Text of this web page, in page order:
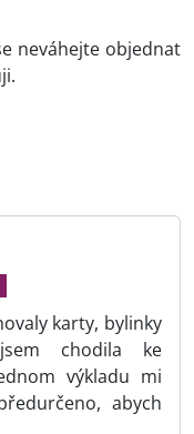
neváhejte objednat
karty, bylinky
chodila ke
výkladu mi
abych